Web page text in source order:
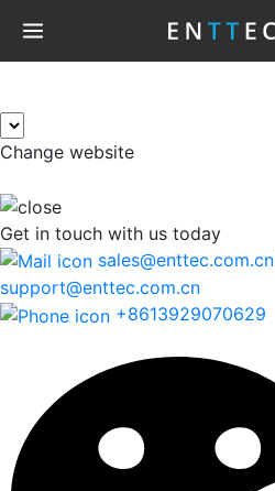
Change website
Get in touch with us today
sales@enttec.com.cn
support@enttec.com.cn
+8613929070629